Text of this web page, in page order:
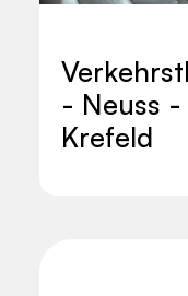
- Neuss
Krefeld